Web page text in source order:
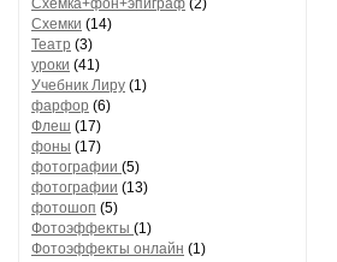
Схемка+фон+эпиграф (2)
Схемки (14)
Театр (3)
уроки (41)
Учебник Лиру (1)
фарфор (6)
Флеш (17)
фоны (17)
фотографии (5)
фотографии (13)
фотошоп (5)
Фотоэффекты (1)
Фотоэффекты онлайн (1)